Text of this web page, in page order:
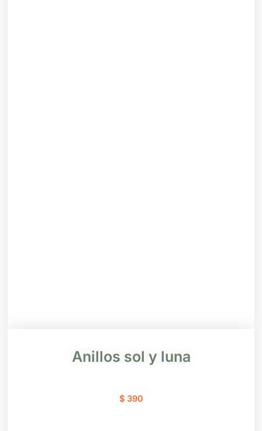
Anillos sol y luna
$390